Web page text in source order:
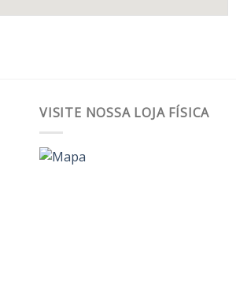
VISITE NOSSA LOJA FÍSICA